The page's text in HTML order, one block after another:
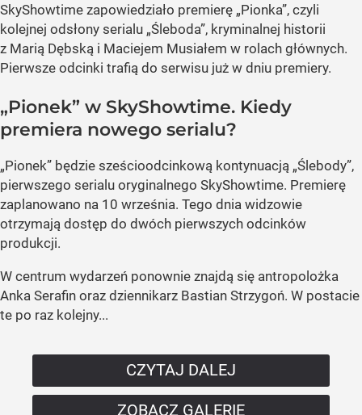
SkyShowtime zapowiedziało premierę „Pionka”, czyli
kolejnej odsłony serialu „Śleboda”, kryminalnej historii
z Marią Dębską i Maciejem Musiałem w rolach głównych.
Pierwsze odcinki trafią do serwisu już w dniu premiery.
„Pionek” w SkyShowtime. Kiedy
premiera nowego serialu?
„Pionek” będzie sześcioodcinkową kontynuacją „Ślebody”,
pierwszego serialu oryginalnego SkyShowtime. Premierę
zaplanowano na 10 września. Tego dnia widzowie
otrzymają dostęp do dwóch pierwszych odcinków
produkcji.
W centrum wydarzeń ponownie znajdą się antropolożka
Anka Serafin oraz dziennikarz Bastian Strzygoń. W postacie
te po raz kolejny...
CZYTAJ DALEJ
ZOBACZ GALERIĘ